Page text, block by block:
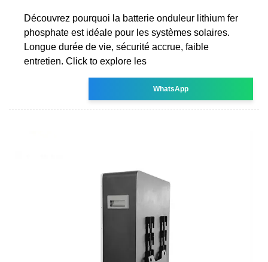
Découvrez pourquoi la batterie onduleur lithium fer
phosphate est idéale pour les systèmes solaires.
Longue durée de vie, sécurité accrue, faible
entretien. Click to explore les
WhatsApp